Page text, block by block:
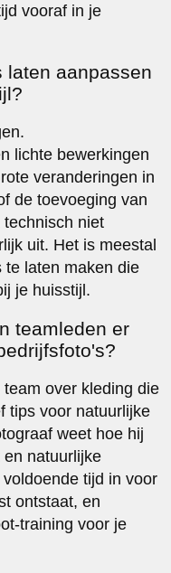
vooraf in je
laten aanpassen
lichte bewerkingen
veranderingen in
de toevoeging van
niet
uit. Het is meestal
te laten maken die
je huisstijl.
teamleden er
over kleding die
tips voor natuurlijke
weet hoe hij
natuurlijke
tijd in voor
ontstaat, en
training voor je